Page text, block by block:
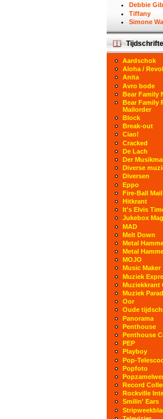
Debbie
Tiffany
Simone
Aardschok
Aloha /
Anita
Avro bode
Bear Family
Bear Family
Mailorder
Block
Break-out
Ciao!
Cracked
De Lach
Der
Diverse
Diversen
Eppo
Fire-Ball Mail
Hitkrant
It's Elvis
Jukebox
MAD
Melt Down
Metal
Metal
MOJO
Music Maker
Muziek
Muziekkrant
Muziek
Oor
Oude
Panorama
Penthouse
Penthouse
PEP
Playboy
Pop-
Popfoto
Record
Rockville
Smilin' Ears